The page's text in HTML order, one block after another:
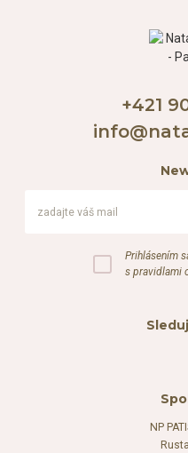
+421
Prihlásením
s pravidlami
NP